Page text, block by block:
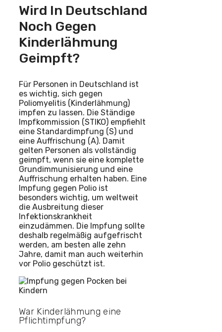
Wird In Deutschland
Noch Gegen
Kinderlähmung
Geimpft?
Für Personen in Deutschland ist
es wichtig, sich gegen
Poliomyelitis (Kinderlähmung)
impfen zu lassen. Die Ständige
Impfkommission (STIKO) empfiehlt
eine Standardimpfung (S) und
eine Auffrischung (A). Damit
gelten Personen als vollständig
geimpft, wenn sie eine komplette
Grundimmunisierung und eine
Auffrischung erhalten haben. Eine
Impfung gegen Polio ist
besonders wichtig, um weltweit
die Ausbreitung dieser
Infektionskrankheit
einzudämmen. Die Impfung sollte
deshalb regelmäßig aufgefrischt
werden, am besten alle zehn
Jahre, damit man auch weiterhin
vor Polio geschützt ist.
War Kinderlähmung eine
Pflichtimpfung?